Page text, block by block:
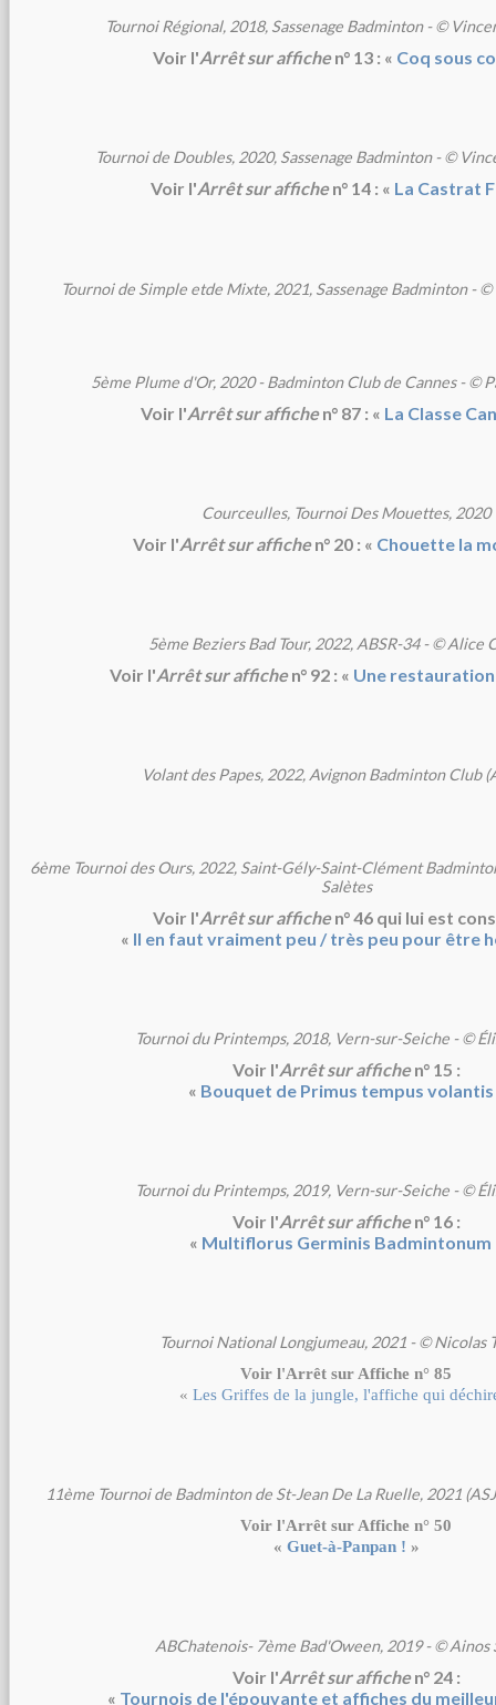
Tournoi Régional, 2018, Sassenage Badminton - ©
Voir l'Arrêt sur affichen° 13 : « Coq sous
Tournoi de Doubles, 2020, Sassenage Badminton - ©
Voir l'Arrêt sur affichen° 14 : « La Castrat
Tournoi de Simple etde Mixte, 2021, Sassenage Badminton -
5ème Plume d'Or, 2020 - Badminton Club de Cannes - ©
Voir l'Arrêt sur affichen° 87 : « La Classe
Courceulles, Tournoi Des Mouettes, 2020
Voir l'Arrêt sur affichen° 20 : « Chouette la
5ème Beziers Bad Tour, 2022, ABSR-34 - © Alice
Voir l'Arrêt sur affichen° 92 : « Une
Volant des Papes, 2022, Avignon Badminton Club
6ème Tournoi des Ours, 2022, Saint-Gély-Saint-Clément
Salètes
Voir l'Arrêt sur affichen° 46 qui lui est
« Il en faut vraiment peu / très peu pour être
Tournoi du Printemps, 2018, Vern-sur-Seiche - ©
Voir l'Arrêt sur affichen° 15 :
« Bouquet de Primus tempus volantis
Tournoi du Printemps, 2019, Vern-sur-Seiche - ©
Voir l'Arrêt sur affichen° 16 :
« Multiflorus Germinis Badmintonum
Tournoi National Longjumeau, 2021 - © Nicolas
Voir l'Arrêt sur Affiche n° 85
« Les Griffes de la jungle, l'affiche qui
11ème Tournoi de Badminton de St-Jean De La Ruelle, 2021
Voir l'Arrêt sur Affiche n° 50
« Guet-à-Panpan ! »
ABChatenois- 7ème Bad'Oween, 2019 - © Ainos
Voir l'Arrêt sur affichen° 24 :
« Tournois de l'épouvante et affiches du